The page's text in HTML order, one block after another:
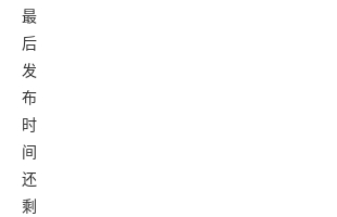
最
后
发
布
时
间
还
剩